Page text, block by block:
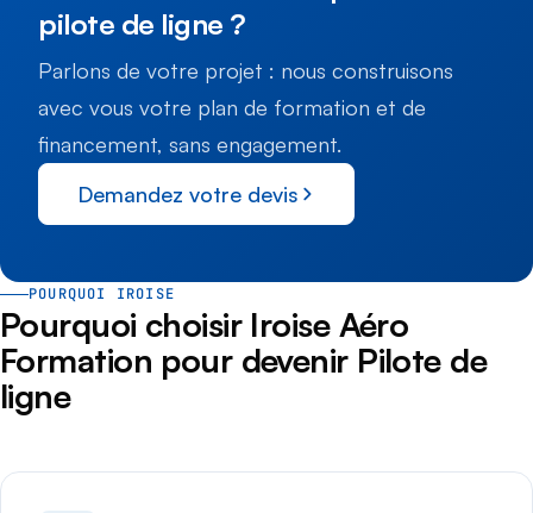
pilote de ligne ?
Parlons de votre projet : nous construisons
avec vous votre plan de formation et de
financement, sans engagement.
Demandez votre devis
POURQUOI IROISE
Pourquoi choisir Iroise Aéro
Formation pour devenir Pilote de
ligne